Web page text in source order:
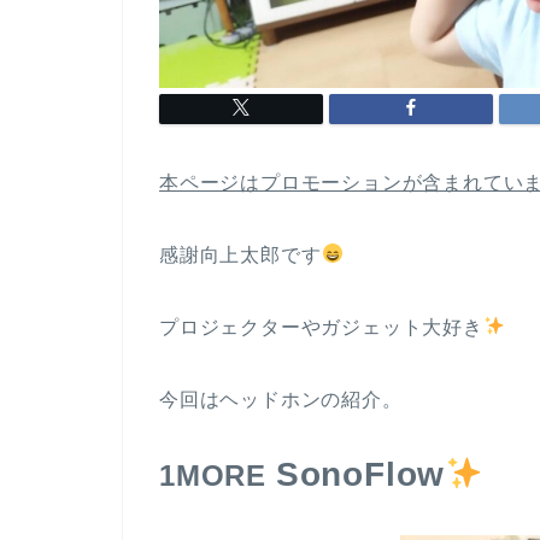
本ページはプロモーションが含まれてい
感謝向上太郎です
プロジェクターやガジェット大好き
今回はヘッドホンの紹介。
1MORE SonoFlow